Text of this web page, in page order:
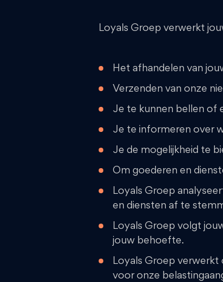
Loyals Groep verwerkt
Het afhandelen van
Verzenden van onze
Je te kunnen bellen of
Je te informeren over
Je de mogelijkheid te
Om goederen en
Loyals Groep
en diensten af te
Loyals Groep volgt
jouw behoefte.
Loyals Groep verwerkt
voor onze